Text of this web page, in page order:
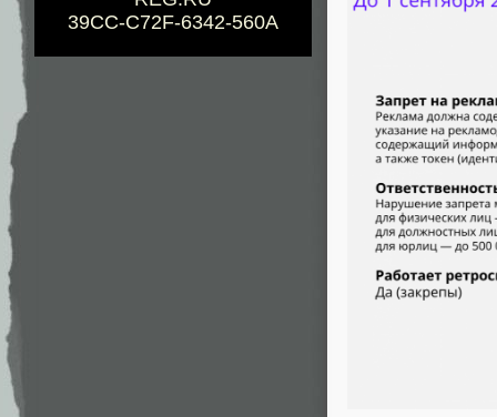
39CC-C72F-6342-560A